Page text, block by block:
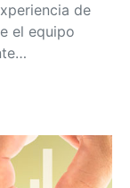
de
el equipo